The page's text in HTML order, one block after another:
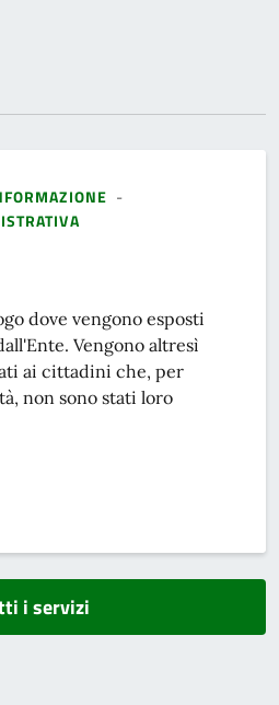
-
dove vengono esposti
Vengono altresì
ai cittadini che, per
non sono stati loro
i servizi